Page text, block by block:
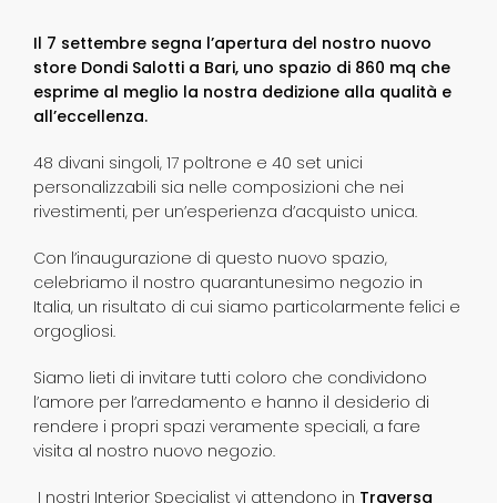
Il 7 settembre segna l’apertura del nostro nuovo
store Dondi Salotti a Bari, uno spazio di 860 mq che
esprime al meglio la nostra dedizione alla qualità e
all’eccellenza.
48 divani singoli, 17 poltrone e 40 set unici
personalizzabili sia nelle composizioni che nei
rivestimenti, per un’esperienza d’acquisto unica.
Con l’inaugurazione di questo nuovo spazio,
celebriamo il nostro quarantunesimo negozio in
Italia, un risultato di cui siamo particolarmente felici e
orgogliosi.
Siamo lieti di invitare tutti coloro che condividono
l’amore per l’arredamento e hanno il desiderio di
rendere i propri spazi veramente speciali, a fare
visita al nostro nuovo negozio.
I nostri Interior Specialist vi attendono in Traversa